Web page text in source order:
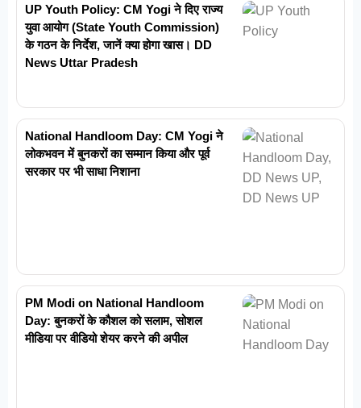
UP Youth Policy: CM Yogi ने दिए राज्य
युवा आयोग (State Youth Commission)
के गठन के निर्देश, जानें क्या होगा खास। DD
News Uttar Pradesh
National Handloom Day: CM Yogi ने
लोकभवन में बुनकरों का सम्मान किया और पूर्व
सरकार पर भी साधा निशाना
PM Modi on National Handloom
Day: बुनकरों के कौशल को सलाम, सोशल
मीडिया पर वीडियो शेयर करने की अपील